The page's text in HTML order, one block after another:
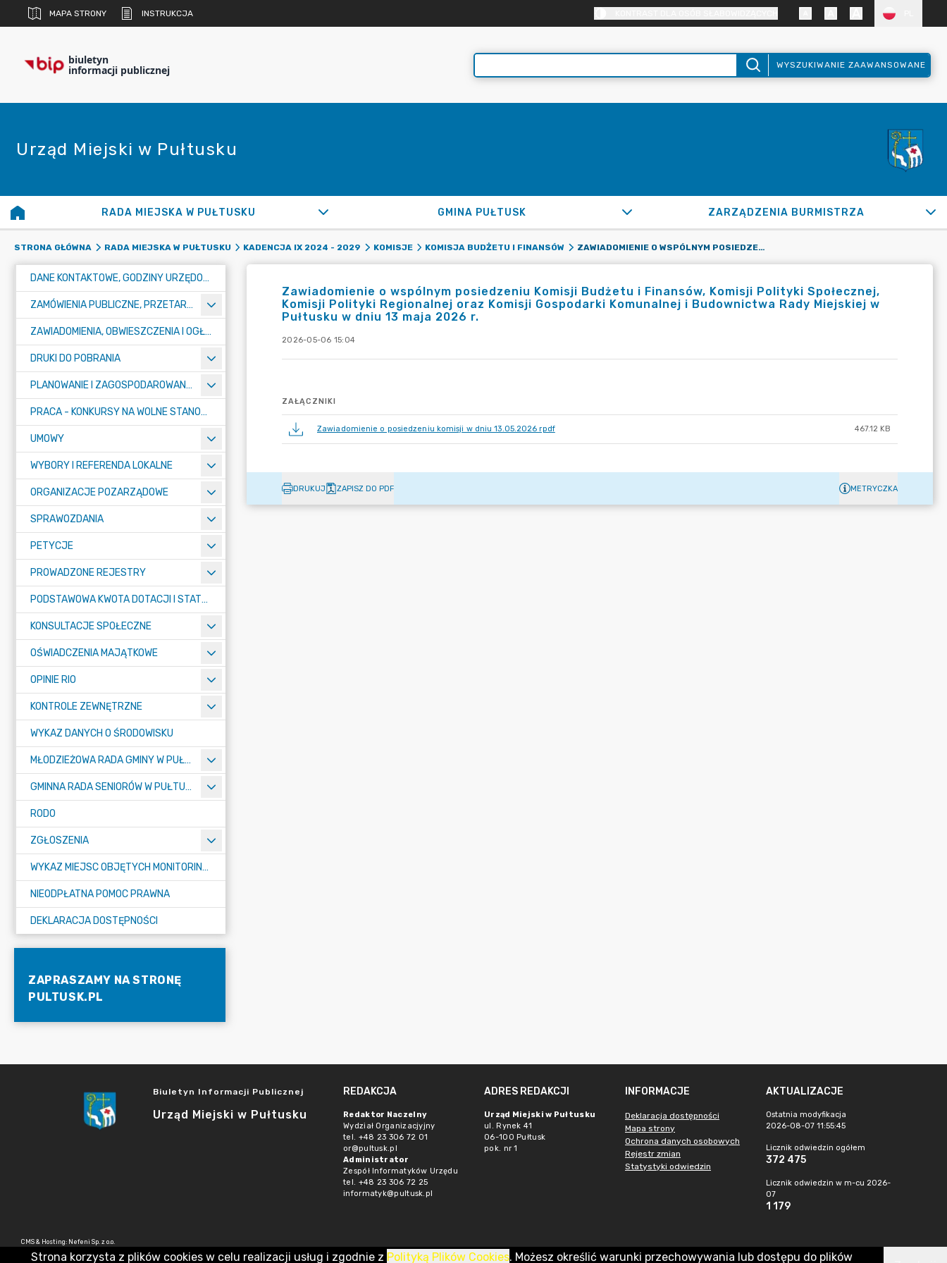
MAPA STRONY INSTRUKCJA
biuletyn
informacji publicznej WYSZUKIWANIE ZAAWANSOWANE
Urząd Miejski w Pułtusku
RADA MIEJSKA W PUŁTUSKU GMINA PUŁTUSK ZARZĄDZENIA BURMISTRZA
STRONA GŁÓWNA RADA MIEJSKA W PUŁTUSKU KADENCJA IX 2024 - 2029 KOMISJE KOMISJA BUDŻETU I FINANSÓW ZAWIADOMIENIE O WSPÓLNYM POSIEDZENIU KOMISJI BUDŻETU I FINANSÓW, KOMISJI POLITYKI SPOŁECZNEJ, KOMISJI POLITYKI REGIONALNEJ ORAZ KOMISJI GOSPODARKI KOMUNALNEJ I BUDOWNICTWA RADY MIEJSKIEJ W PUŁTUSKU W DNIU 13 MAJA 2026 R.
DANE KONTAKTOWE, GODZINY URZĘDOWANIA I NUMER KONTA BANKOWEGO
ZAMÓWIENIA PUBLICZNE, PRZETARGI, KONKURSY
ZAWIADOMIENIA, OBWIESZCZENIA I OGŁOSZENIA
DRUKI DO POBRANIA
PLANOWANIE I ZAGOSPODAROWANIE PRZESTRZENNE
PRACA - KONKURSY NA WOLNE STANOWISKA
UMOWY
WYBORY I REFERENDA LOKALNE
ORGANIZACJE POZARZĄDOWE
SPRAWOZDANIA
PETYCJE
PROWADZONE REJESTRY
PODSTAWOWA KWOTA DOTACJI I STATYSTYCZNA LICZBA UCZNIÓW
KONSULTACJE SPOŁECZNE
OŚWIADCZENIA MAJĄTKOWE
OPINIE RIO
KONTROLE ZEWNĘTRZNE
WYKAZ DANYCH O ŚRODOWISKU
MŁODZIEŻOWA RADA GMINY W PUŁTUSKU
GMINNA RADA SENIORÓW W PUŁTUSKU
RODO
ZGŁOSZENIA
WYKAZ MIEJSC OBJĘTYCH MONITORINGIEM
NIEODPŁATNA POMOC PRAWNA
DEKLARACJA DOSTĘPNOŚCI
ZAPRASZAMY NA STRONĘ
PULTUSK.PL
Zawiadomienie o wspólnym posiedzeniu Komisji Budżetu i Finansów, Komisji Polityki Społecznej,
Komisji Polityki Regionalnej oraz Komisji Gospodarki Komunalnej i Budownictwa Rady Miejskiej w
Pułtusku w dniu 13 maja 2026 r.
2026-05-06 15:04
ZAŁĄCZNIKI
Zawiadomienie o posiedzeniu komisji w dniu 13.05.2026 rpdf 467.12 KB
DRUKUJ ZAPISZ DO PDF METRYCZKA
Biuletyn Informacji Publicznej
Urząd Miejski w Pułtusku
REDAKCJA
Redaktor Naczelny
Wydział Organizacjyjny
tel. +48 23 306 72 01
or@pultusk.pl
Administrator
Zespół Informatyków Urzędu
tel. +48 23 306 72 25
informatyk@pultusk.pl
ADRES REDAKCJI
Urząd Miejski w Pułtusku
ul. Rynek 41
06-100 Pułtusk
pok. nr 1
INFORMACJE
Deklaracja dostępności
Mapa strony
Ochrona danych osobowych
Rejestr zmian
Statystyki odwiedzin
AKTUALIZACJE
Ostatnia modyfikacja
2026-08-07 11:55:45
Licznik odwiedzin ogółem
372 475
Licznik odwiedzin w m-cu 2026-
07
1 179
CMS & Hosting: Nefeni Sp. z o.o.
Strona korzysta z plików cookies w celu realizacji usług i zgodnie z Polityką Plików Cookies. Możesz określić warunki przechowywania lub dostępu do plików